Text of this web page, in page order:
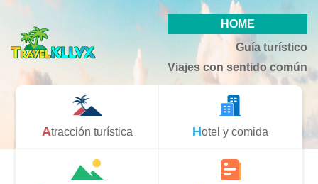
HOME
Guía turístico
Viajes con sentido común
Atracción turística Hotel y comida